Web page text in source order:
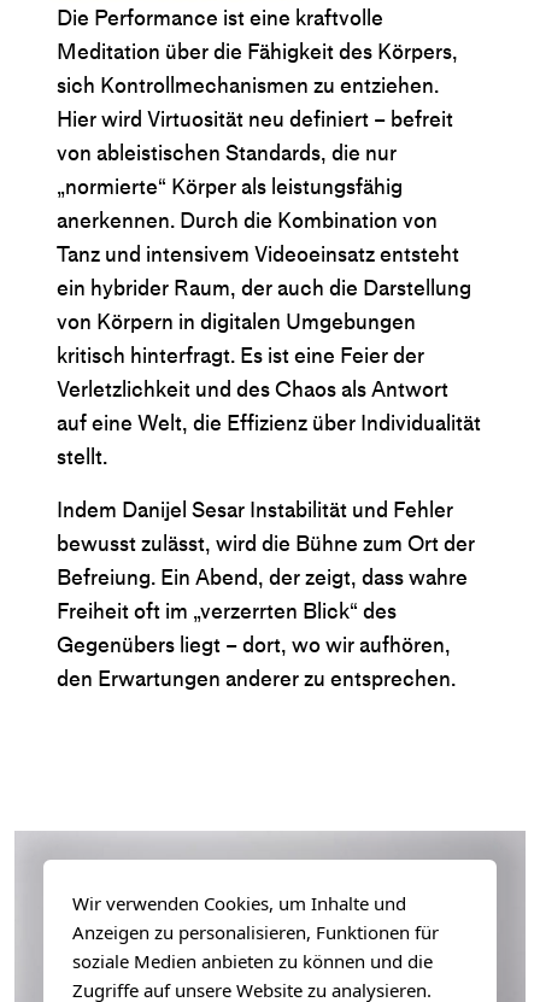
Die Performance ist eine kraftvolle
Meditation über die Fähigkeit des Körpers,
sich Kontrollmechanismen zu entziehen.
Hier wird Virtuosität neu definiert – befreit
von ableistischen Standards, die nur
„normierte“ Körper als leistungsfähig
anerkennen. Durch die Kombination von
Tanz und intensivem Videoeinsatz entsteht
ein hybrider Raum, der auch die Darstellung
von Körpern in digitalen Umgebungen
kritisch hinterfragt. Es ist eine Feier der
Verletzlichkeit und des Chaos als Antwort
auf eine Welt, die Effizienz über Individualität
stellt.
Indem Danijel Sesar Instabilität und Fehler
bewusst zulässt, wird die Bühne zum Ort der
Befreiung. Ein Abend, der zeigt, dass wahre
Freiheit oft im „verzerrten Blick“ des
Gegenübers liegt – dort, wo wir aufhören,
den Erwartungen anderer zu entsprechen.
Wir verwenden Cookies, um Inhalte und
Anzeigen zu personalisieren, Funktionen für
soziale Medien anbieten zu können und die
Zugriffe auf unsere Website zu analysieren.